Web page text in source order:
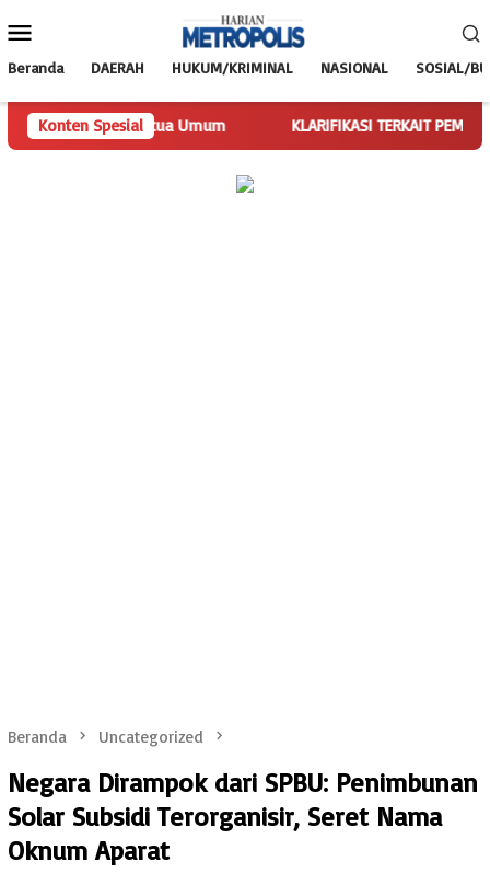
ke
Mobile
Beranda DAERAH HUKUM/KRIMINAL NASIONAL SOSIAL/
Konten Spesial
Tugas Ketua Umum KLARIFIKASI TERKAIT
Beranda Uncategorized
Negara Dirampok dari SPBU: Penimbunan
Solar Subsidi Terorganisir, Seret Nama
Oknum Aparat